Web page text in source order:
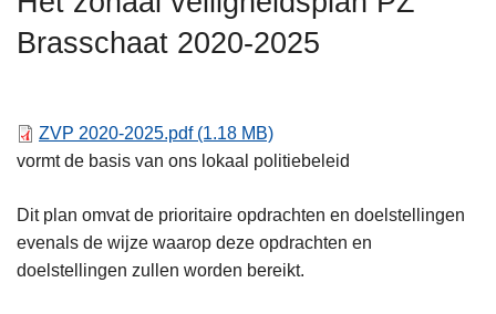
Brasschaat 2020-2025
ZVP 2020-2025.pdf (1.18 MB)
vormt de basis van ons lokaal politiebeleid
Dit plan omvat de prioritaire opdrachten en doelstellingen
evenals de wijze waarop deze opdrachten en
doelstellingen zullen worden bereikt.